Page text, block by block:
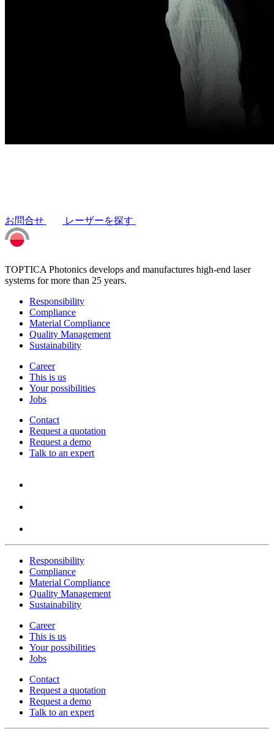
お問合せ レーザーを探す
TOPTICA Photonics develops and manufactures high-end laser
systems for more than 25 years.
Responsibility
Compliance
Material Compliance
Quality Management
Sustainability
Career
This is us
Your possibilities
Jobs
Contact
Request a quotation
Request a demo
Talk to an expert
Responsibility
Compliance
Material Compliance
Quality Management
Sustainability
Career
This is us
Your possibilities
Jobs
Contact
Request a quotation
Request a demo
Talk to an expert